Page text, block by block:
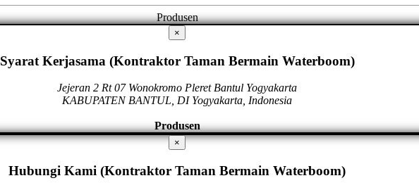
Produsen
×
Syarat Kerjasama (Kontraktor Taman Bermain Waterboom)
Jejeran 2 Rt 07 Wonokromo Pleret Bantul Yogyakarta
KABUPATEN BANTUL, DI Yogyakarta, Indonesia
Produsen
×
Hubungi Kami (Kontraktor Taman Bermain Waterboom)